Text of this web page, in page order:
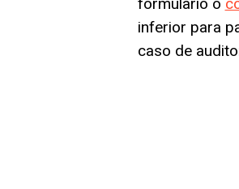
inferior para
caso de